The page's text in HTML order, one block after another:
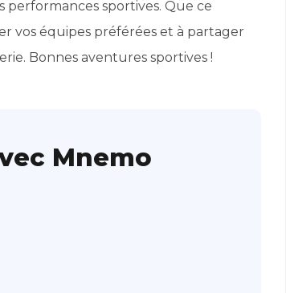
performances sportives. Que ce
vos équipes préférées et à partager
Bonnes aventures sportives !
Mnemo